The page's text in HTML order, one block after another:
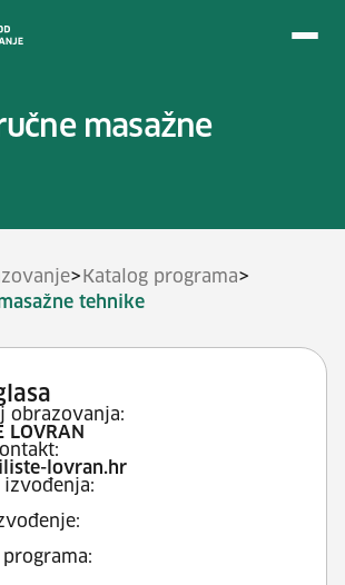
masažne
> Katalog programa>
tehnike
obrazovanja:
LOVRAN
lovran.hr
izvođenja: